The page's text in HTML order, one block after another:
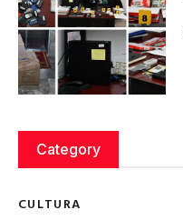
Category
CULTURA